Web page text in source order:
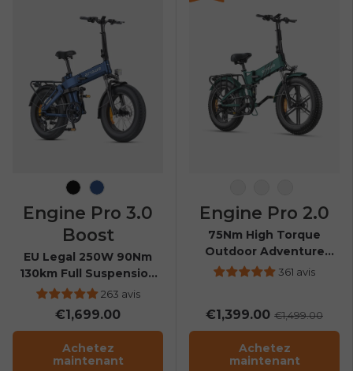
NoirBleu marine
Engine Pro 3.0
Boost
EU Legal 250W 90Nm
130km Full Suspension
E-Bike263 avis
€1,699.00
Achetez
maintenant
Espace noir
Bleu nuit
Vert
Engine Pro 2.0
75Nm High Torque
Outdoor Adventure
Folding E-bike
361 avis
€1,399.00 €1,499.00
Achetez
maintenant